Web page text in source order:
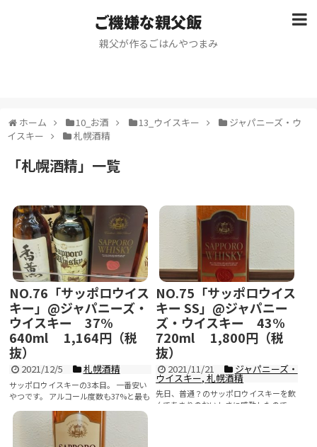
ご機嫌な親父飯
親父が作るごはんやつまみ
ホーム 10_お酒 13_ウイスキー
ジャパニーズ・ウ
イスキー
札幌酒精
「札幌酒精」 一覧
NO.76「サッポロウイス
キー」@ジャパニーズ・
ウイスキー 37%
640ml 1,164円（税
抜）
2021/12/5 札幌酒精
サッポロウイスキーの3本目。 一番安い
やつです。 アルコール度数も37%と最も
記事を読む
NO.75「サッポロウイス
キー SS」@ジャパニー
ズ・ウイスキー 43%
720ml 1,800円（税
抜）
2021/11/21 ジャパニーズ・
ウイスキー,札幌酒精
先日、普通？のサッポロウイスキーを飲
んであまりのおいしさに感動したので、